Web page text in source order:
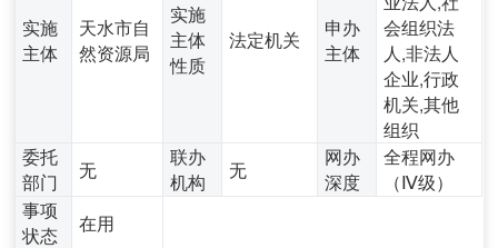
实施
主体
天水市自
然资源局
实施
主体
性质
法定机关
申办
主体
会组织法
人,非法人
企业,行政
机关,其他
组织
委托
部门
无
联办
机构
无
网办
深度
全程网办
（Ⅳ级）
事项
状态
在用